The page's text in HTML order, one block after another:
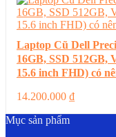
Laptop Cũ Dell
16GB, SSD
15.6 inch FHD) có
14.200.000 ₫
Mục sản phẩm